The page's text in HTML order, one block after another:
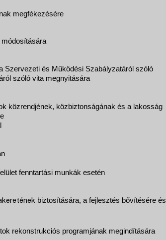
megfékezésére
Szervezeti és Működési Szabályzatáról szóló
szóló vita megnyitására
közrendjének, közbiztonságának és a lakosság
fenntartási munkák esetén
biztosítására, a fejlesztés bővítésére és
rekonstrukciós programjának megindítására